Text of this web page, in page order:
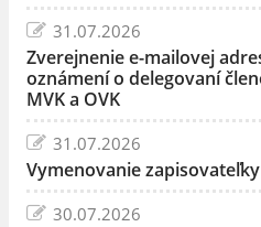
31.07.2026
Zverejnenie e-mailovej
oznámení o delegovaní
MVK a OVK
31.07.2026
Vymenovanie
30.07.2026